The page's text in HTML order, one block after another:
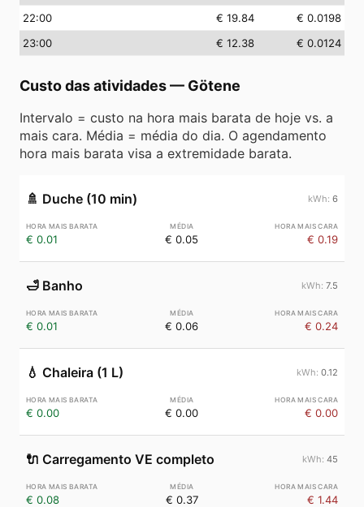
22:00 € 19.84
€ 0.0198
23:00 € 12.38 € 0.0124
Custo das atividades— Götene
Intervalo = custo na hora mais barata de hoje vs. a
mais cara. Média = média do dia. O agendamento
hora mais barata visa a extremidade barata.
🚿 Duche (10 min) 6
€ 0.01 € 0.05 € 0.19
🛁 Banho 7.5
€ 0.01 € 0.06 € 0.24
💧 Chaleira (1 L) 0.12
€ 0.00 € 0.00 € 0.00
🔌 Carregamento VE completo 45
€ 0.08 € 0.37 € 1.44